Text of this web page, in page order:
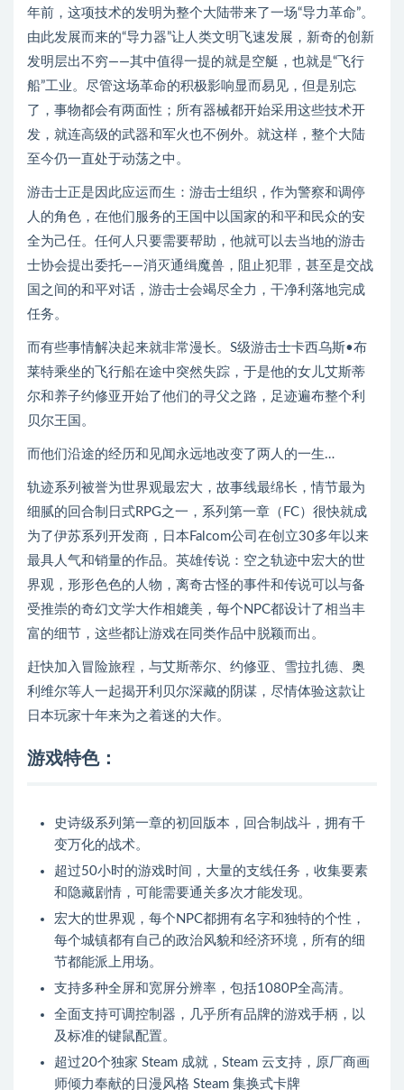
年前，这项技术的发明为整个大陆带来了一场“导力革命”。
由此发展而来的“导力器”让人类文明飞速发展，新奇的创新
发明层出不穷——其中值得一提的就是空艇，也就是“飞行
船”工业。尽管这场革命的积极影响显而易见，但是别忘
了，事物都会有两面性；所有器械都开始采用这些技术开
发，就连高级的武器和军火也不例外。就这样，整个大陆
至今仍一直处于动荡之中。
游击士正是因此应运而生：游击士组织，作为警察和调停
人的角色，在他们服务的王国中以国家的和平和民众的安
全为己任。任何人只要需要帮助，他就可以去当地的游击
士协会提出委托——消灭通缉魔兽，阻止犯罪，甚至是交战
国之间的和平对话，游击士会竭尽全力，干净利落地完成
任务。
而有些事情解决起来就非常漫长。S级游击士卡西乌斯•布
莱特乘坐的飞行船在途中突然失踪，于是他的女儿艾斯蒂
尔和养子约修亚开始了他们的寻父之路，足迹遍布整个利
贝尔王国。
而他们沿途的经历和见闻永远地改变了两人的一生…
轨迹系列被誉为世界观最宏大，故事线最绵长，情节最为
细腻的回合制日式RPG之一，系列第一章（FC）很快就成
为了伊苏系列开发商，日本Falcom公司在创立30多年以来
最具人气和销量的作品。英雄传说：空之轨迹中宏大的世
界观，形形色色的人物，离奇古怪的事件和传说可以与备
受推崇的奇幻文学大作相媲美，每个NPC都设计了相当丰
富的细节，这些都让游戏在同类作品中脱颖而出。
赶快加入冒险旅程，与艾斯蒂尔、约修亚、雪拉扎德、奥
利维尔等人一起揭开利贝尔深藏的阴谋，尽情体验这款让
日本玩家十年来为之着迷的大作。
游戏特色：
史诗级系列第一章的初回版本，回合制战斗，拥有千
变万化的战术。
超过50小时的游戏时间，大量的支线任务，收集要素
和隐藏剧情，可能需要通关多次才能发现。
宏大的世界观，每个NPC都拥有名字和独特的个性，
每个城镇都有自己的政治风貌和经济环境，所有的细
节都能派上用场。
支持多种全屏和宽屏分辨率，包括1080P全高清。
全面支持可调控制器，几乎所有品牌的游戏手柄，以
及标准的键鼠配置。
超过20个独家 Steam 成就，Steam 云支持，原厂商画
师倾力奉献的日漫风格 Steam 集换式卡牌